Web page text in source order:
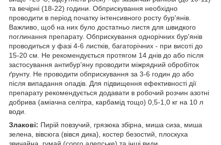
та вечірні (18-22) години. Обприскування необхідно
проводити в період початку інтенсивного росту бур'янів.
Важливо, щоб на них було достатньо листя для швидкого
поглинання препарату. Обприскування однорічних бур'янів
проводиться у фазі 4-6 листків, багаторічних - при висоті до
15-20 см. Не рекомендується протягом 14 днів до або після
застосування антибур'яну проводити міжрядний обробіток
ґрунту. Не проводити обприскування за 3-6 годин до або
після випадання опадів. Для підвищення ефективності дії
препарату рекомендується додавати в робочий розчин азотні
добрива (аміачна селітра, карбамід тощо) 0,5-1,0 кг на 10 л
води.
Злакові: Пирій повзучий, грязюка збірна, миша сиза, миша
зелена, вівсюга (вівся дика), костер безостий, плоскуха